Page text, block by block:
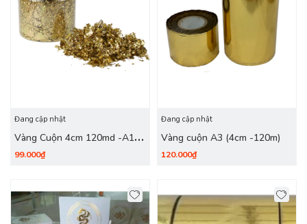
Đang cập nhật
Vàng Cuộn 4cm 120md -A1 (
đã tuốt)
99.000₫
Đang cập nhật
Vàng cuộn A3 (4cm -120m)
120.000₫